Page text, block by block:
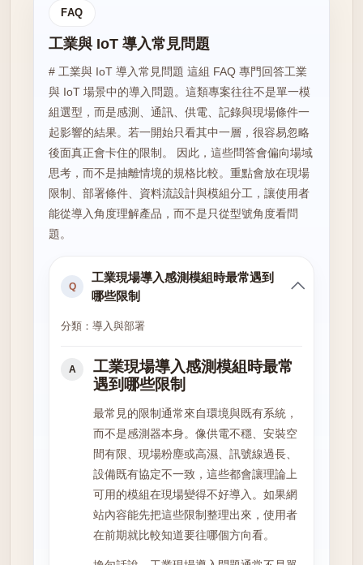
FAQ
工業與 IoT 導入常見問題
# 工業與 IoT 導入常見問題 這組 FAQ 專門回答工業
與 IoT 場景中的導入問題。這類專案往往不是單一模
組選型，而是感測、通訊、供電、記錄與現場條件一
起影響的結果。若一開始只看其中一層，很容易忽略
後面真正會卡住的限制。 因此，這些問答會偏向場域
思考，而不是抽離情境的規格比較。重點會放在現場
限制、部署條件、資料流設計與模組分工，讓使用者
能從導入角度理解產品，而不是只從型號角度看問
題。
Q
工業現場導入感測模組時最常遇到
哪些限制
分類：導入與部署
A
工業現場導入感測模組時最常
遇到哪些限制
最常見的限制通常來自環境與既有系統，
而不是感測器本身。像供電不穩、安裝空
間有限、現場粉塵或高濕、訊號線過長、
設備既有協定不一致，這些都會讓理論上
可用的模組在現場變得不好導入。如果網
站內容能先把這些限制整理出來，使用者
在前期就比較知道要往哪個方向看。